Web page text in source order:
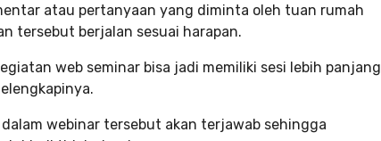
atau pertanyaan yang diminta oleh tuan rumah
tersebut berjalan sesuai harapan.
web seminar bisa jadi memiliki sesi lebih panjang
webinar tersebut akan terjawab sehingga